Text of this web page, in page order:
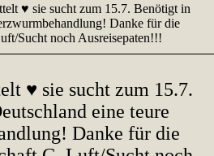
♥ sie sucht zum 15.7. Benötigt in
Danke für die
Sucht noch Ausreisepaten!!!
♥ sie sucht zum 15.7.
eine teure
Danke für die